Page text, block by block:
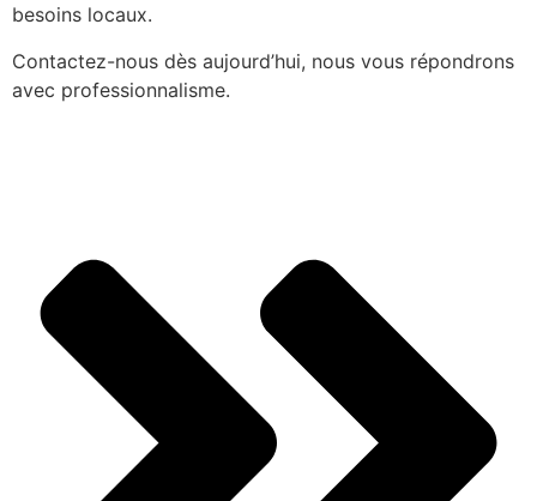
besoins locaux.
Contactez-nous dès aujourd’hui, nous vous répondrons
avec professionnalisme.